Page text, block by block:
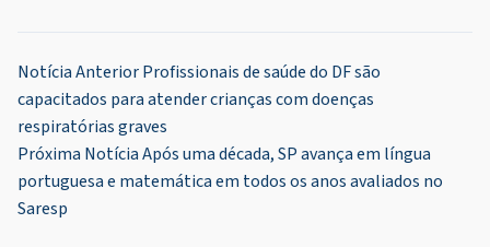
Navegação
de
Post
Notícia AnteriorProfissionais de saúde do DF são
capacitados para atender crianças com doenças
respiratórias graves
Próxima NotíciaApós uma década, SP avança em língua
portuguesa e matemática em todos os anos avaliados no
Saresp